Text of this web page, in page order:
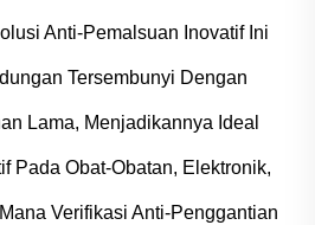
Anti-Pemalsuan Inovatif Ini
Tersembunyi Dengan
Lama, Menjadikannya Ideal
Pada Obat-Obatan, Elektronik,
Verifikasi Anti-Penggantian